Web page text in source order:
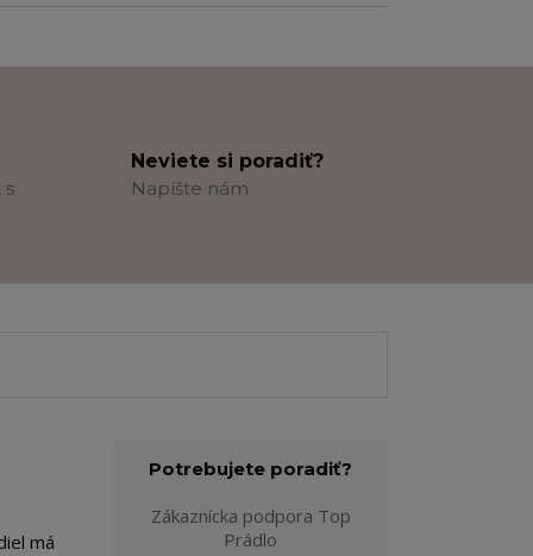
s
Neviete si poradiť?
Napíšte nám
má
Potrebujete poradiť?
Zákaznícka podpora Top
Prádlo